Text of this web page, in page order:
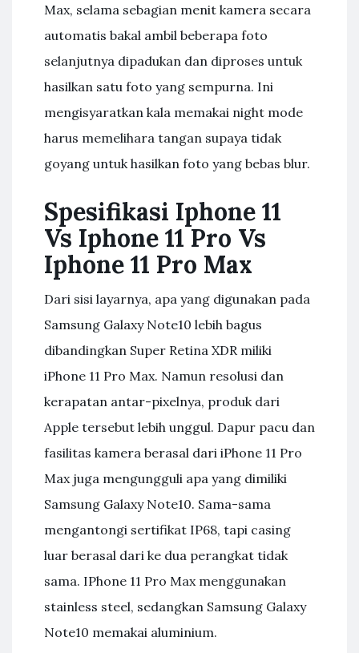
Max, selama sebagian menit kamera secara
automatis bakal ambil beberapa foto
selanjutnya dipadukan dan diproses untuk
hasilkan satu foto yang sempurna. Ini
mengisyaratkan kala memakai night mode
harus memelihara tangan supaya tidak
goyang untuk hasilkan foto yang bebas blur.
Spesifikasi Iphone 11
Vs Iphone 11 Pro Vs
Iphone 11 Pro Max
Dari sisi layarnya, apa yang digunakan pada
Samsung Galaxy Note10 lebih bagus
dibandingkan Super Retina XDR miliki
iPhone 11 Pro Max. Namun resolusi dan
kerapatan antar-pixelnya, produk dari
Apple tersebut lebih unggul. Dapur pacu dan
fasilitas kamera berasal dari iPhone 11 Pro
Max juga mengungguli apa yang dimiliki
Samsung Galaxy Note10. Sama-sama
mengantongi sertifikat IP68, tapi casing
luar berasal dari ke dua perangkat tidak
sama. IPhone 11 Pro Max menggunakan
stainless steel, sedangkan Samsung Galaxy
Note10 memakai aluminium.